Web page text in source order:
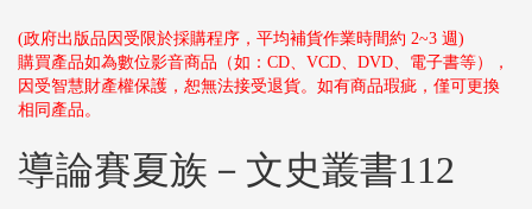
(政府出版品因受限於採購程序，平均補貨作業時間約 2~3 週)
購買產品如為數位影音商品（如：CD、VCD、DVD、電子書等），
因受智慧財產權保護，恕無法接受退貨。如有商品瑕疵，僅可更換
相同產品。
導論賽夏族－文史叢書112